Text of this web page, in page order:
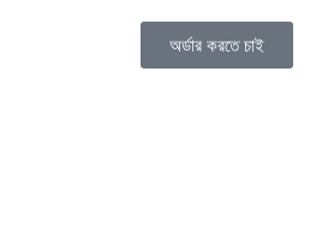
অর্ডার করতে চাই